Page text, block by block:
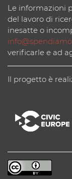
Le informazioni
del lavoro di
inesatte o
verificarle e ad
Il progetto è